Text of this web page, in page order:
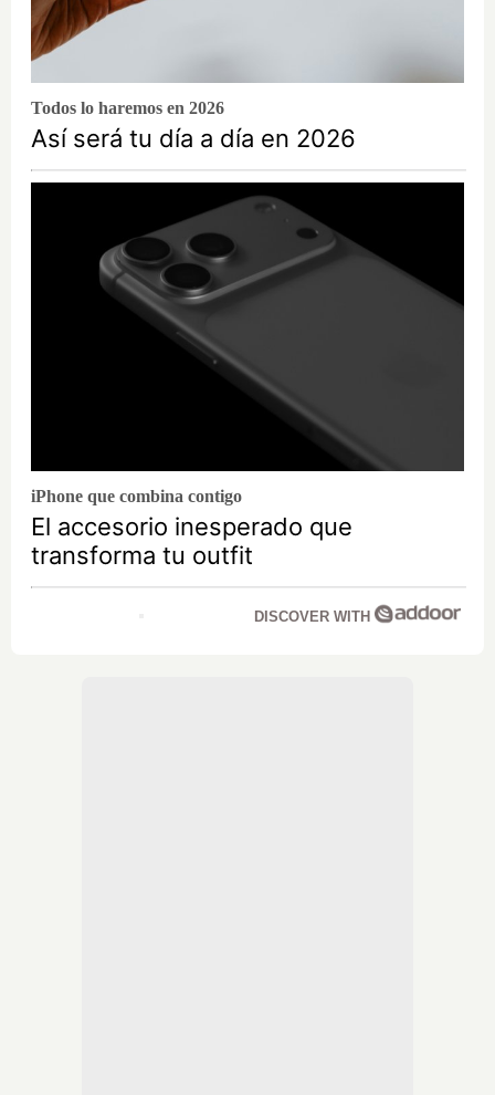
Todos lo haremos en 2026
Así será tu día a día en 2026
iPhone que combina contigo
El accesorio inesperado que
transforma tu outfit
DISCOVER WITH